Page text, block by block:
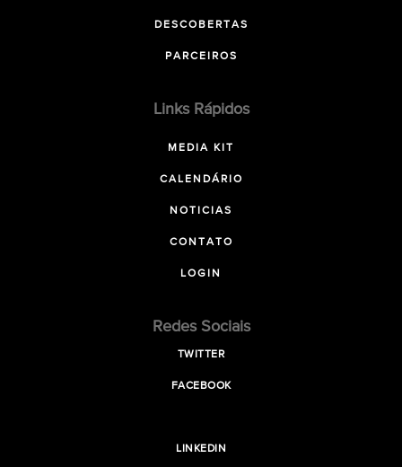
DESCOBERTAS
PARCEIROS
Links Rápidos
MEDIA KIT
CALENDÁRIO
NOTICIAS
CONTATO
LOGIN
Redes Sociais
TWITTER
FACEBOOK
LINKEDIN